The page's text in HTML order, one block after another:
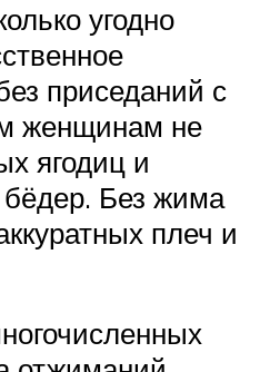
угодно
приседаний с
женщинам не
ягодиц и
Без жима
плеч и